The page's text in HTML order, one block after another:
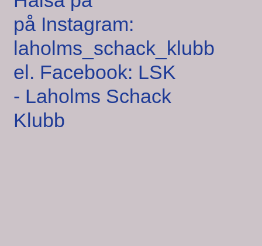
på Instagram:
laholms_schack_klubb
el. Facebook: LSK
- Laholms Schack
Klubb